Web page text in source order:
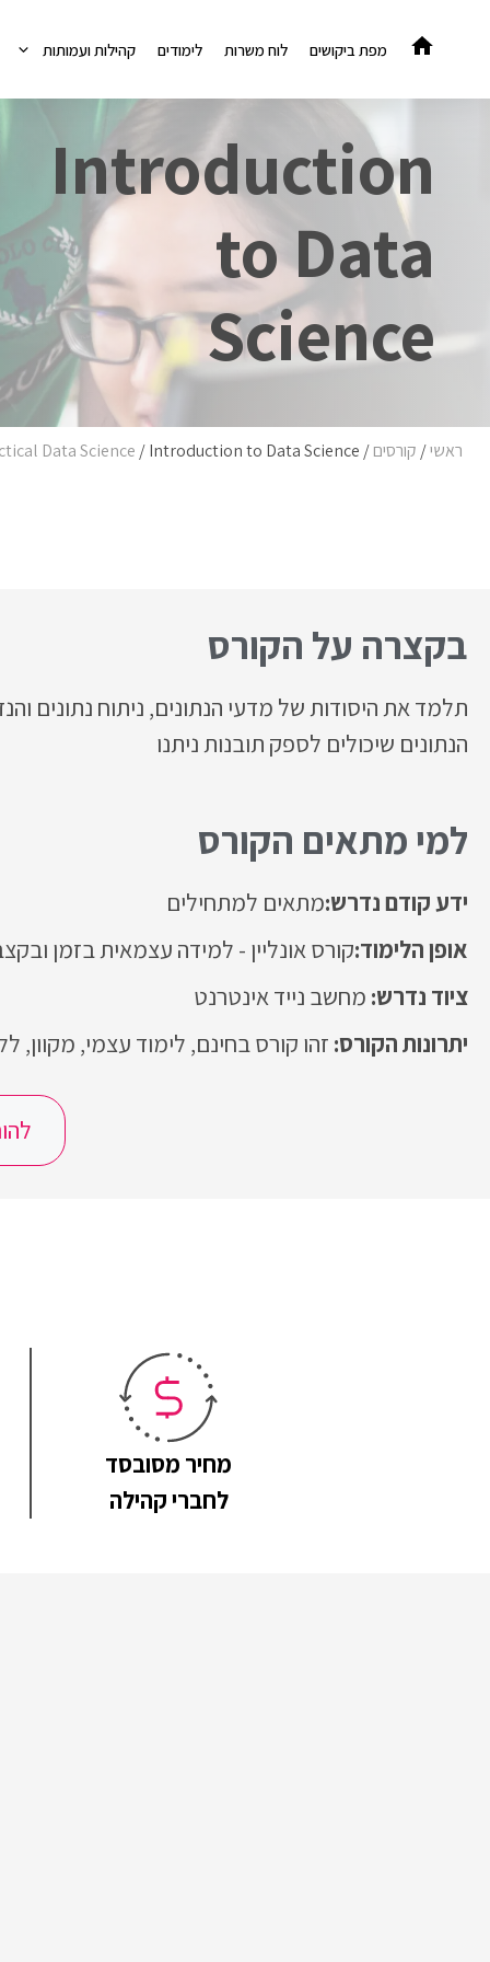
מפת ביקושים לוח משרות לימודים קהילות ועמותות
Introduction
to Data
Science
ראשי/ קורסים/
Data Science /Introduction to Data Science
בקצרה על הקורס
תלמד את היסודות של מדעי הנתונים, ניתוח נתונים
הנתונים שיכולים לספק תובנות ניתנו
למי מתאים הקורס
ידע קודם נדרש:מתאים למתחילים
אופן הלימוד:קורס אונליין - למידה עצמאית בזמן
מחשב נייד אינטרנט
זהו קורס בחינם, לימוד עצמי, מקוון,
מחיר מסובסד
לחברי קהילה